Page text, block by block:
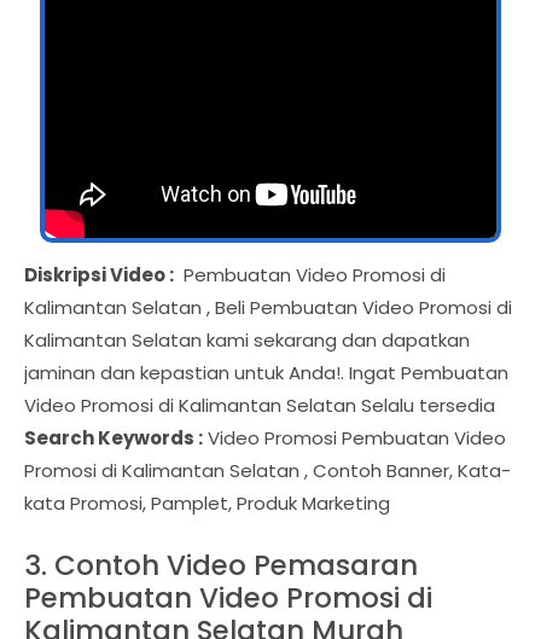
Diskripsi Video : Pembuatan Video Promosi di
Kalimantan Selatan , Beli Pembuatan Video Promosi di
Kalimantan Selatan kami sekarang dan dapatkan
jaminan dan kepastian untuk Anda!. Ingat Pembuatan
Video Promosi di Kalimantan Selatan Selalu tersedia
Search Keywords :Video Promosi Pembuatan Video
Promosi di Kalimantan Selatan , Contoh Banner, Kata-
kata Promosi, Pamplet, Produk Marketing
3. Contoh Video Pemasaran
Pembuatan Video Promosi di
Kalimantan Selatan Murah